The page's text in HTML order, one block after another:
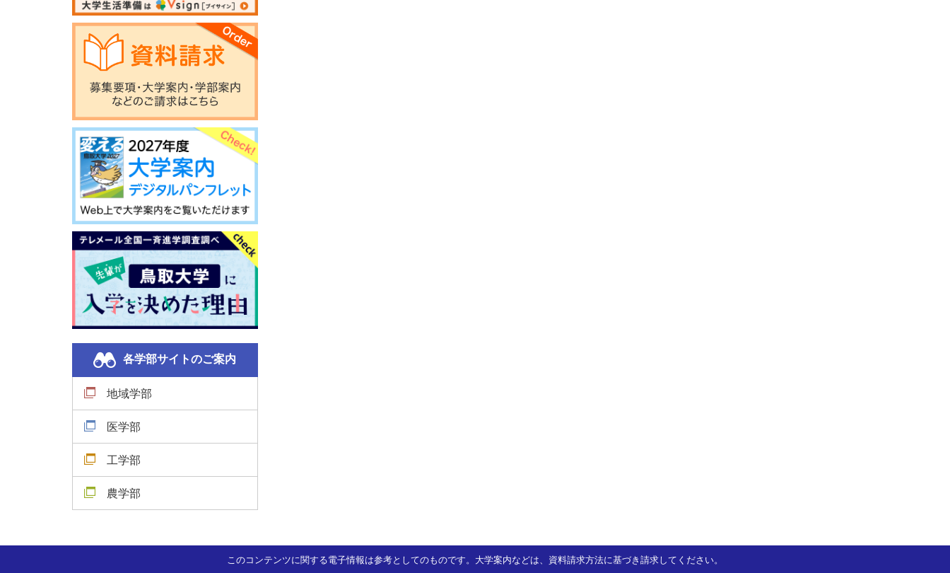
各学部サイトのご案内
地域学部
医学部
工学部
農学部
このコンテンツに関する電子情報は参考としてのものです。大学案内などは、資料請求方法に基づき請求してください。